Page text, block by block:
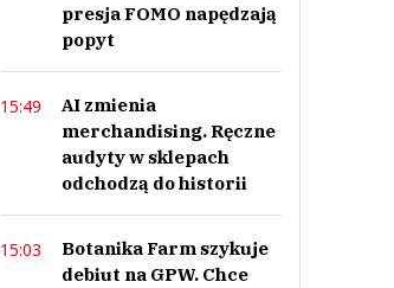
presja FOMO napędzają
popyt
15:49
AI zmienia
merchandising. Ręczne
audyty w sklepach
odchodzą do historii
15:03
Botanika Farm szykuje
debiut na GPW. Chce